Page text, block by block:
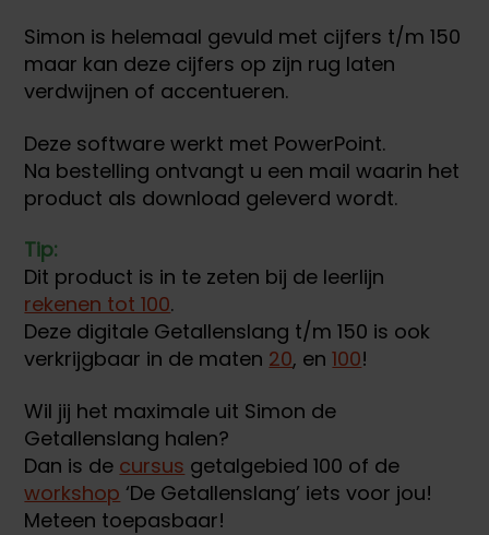
Simon is helemaal gevuld met cijfers t/m 150
maar kan deze cijfers op zijn rug laten
verdwijnen of accentueren.
Deze software werkt met PowerPoint.
Na bestelling ontvangt u een mail waarin het
product als download geleverd wordt.
Tip:
Dit product is in te zeten bij de leerlijn
rekenen tot 100.
Deze digitale Getallenslang t/m 150 is ook
verkrijgbaar in de maten 20, en100!
Wil jij het maximale uit Simon de
Getallenslang halen?
Dan is de cursus getalgebied 100 of de
workshop ‘De Getallenslang’ iets voor jou!
Meteen toepasbaar!